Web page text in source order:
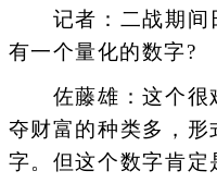
记者：二战期间
有一个量化的数字?
佐藤雄：这个很
夺财富的种类多，
字。但这个数字肯